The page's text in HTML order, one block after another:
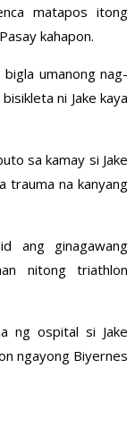
matapos itong
kahapon.
bigla umanong nag-
ni Jake kaya
sa kamay si Jake
trauma na kanyang
ang ginagawang
nitong triathlon
ng ospital si Jake
ngayong Biyernes